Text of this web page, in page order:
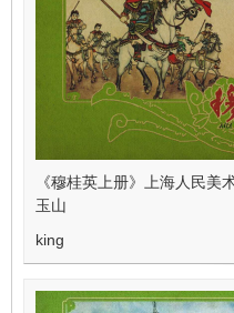
《穆桂英上册》上海人民美
玉山
king